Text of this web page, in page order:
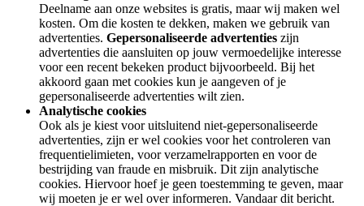
Deelname aan onze websites is gratis, maar wij maken wel
kosten. Om die kosten te dekken, maken we gebruik van
advertenties. Gepersonaliseerde advertenties zijn
advertenties die aansluiten op jouw vermoedelijke interesse
voor een recent bekeken product bijvoorbeeld. Bij het
akkoord gaan met cookies kun je aangeven of je
gepersonaliseerde advertenties wilt zien.
Analytische cookies
Ook als je kiest voor uitsluitend niet-gepersonaliseerde
advertenties, zijn er wel cookies voor het controleren van
frequentielimieten, voor verzamelrapporten en voor de
bestrijding van fraude en misbruik. Dit zijn analytische
cookies. Hiervoor hoef je geen toestemming te geven, maar
wij moeten je er wel over informeren. Vandaar dit bericht.